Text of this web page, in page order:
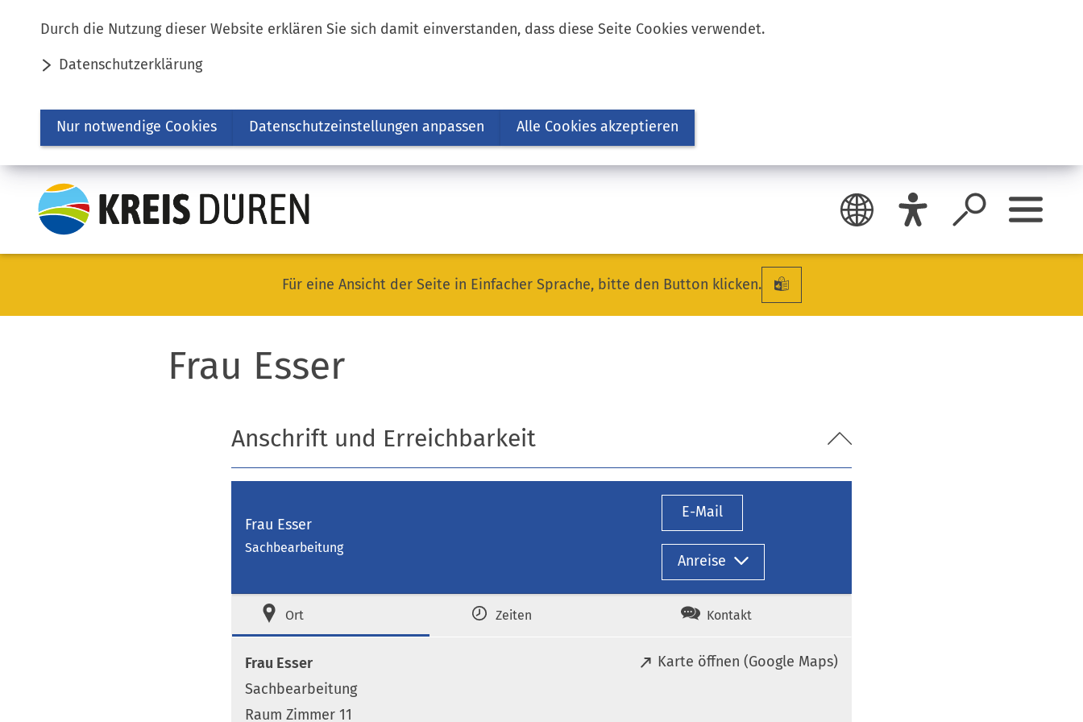
Durch die Nutzung dieser Website erklären Sie sich damit einverstanden, dass diese Seite Cookies verwendet.
Datenschutzerklärung
Nur notwendige Cookies Datenschutzeinstellungen anpassen Alle Cookies akzeptieren
Inhalt anspringen
Für eine Ansicht der Seite in Einfacher Sprache, bitte den Button klicken.
Frau Esser
Anschrift und Erreichbarkeit
Frau Esser
Sachbearbeitung
E-Mail
Anreise
Ort Zeiten Kontakt
Frau Esser
Sachbearbeitung
Raum Zimmer 11
Karte öffnen (Google Maps)
(